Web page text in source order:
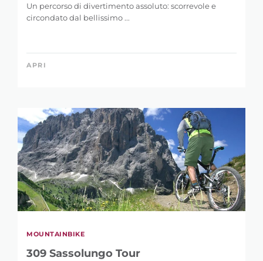
Un percorso di divertimento assoluto: scorrevole e
circondato dal bellissimo ...
APRI
MOUNTAINBIKE
309 Sassolungo Tour